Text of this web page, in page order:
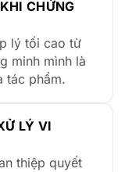
CHỨNG
lý tối cao từ
minh mình là
tác phẩm.
LÝ VI
thiệp quyết